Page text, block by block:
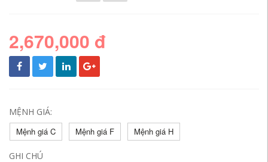
2,670,000 đ
MỆNH GIÁ:
Mệnh giá C
Mệnh giá F Mệnh giá H
GHI CHÚ